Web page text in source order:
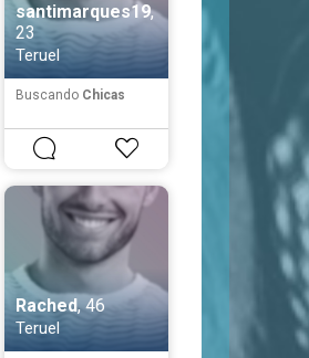
santimarques19,
23
Teruel
Buscando Chicas
Rached, 46
Teruel